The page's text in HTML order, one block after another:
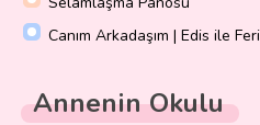
Canım Arkadaşım | Edis ile
Annenin Okulu